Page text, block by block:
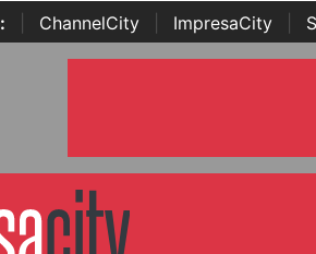
ChannelCity ImpresaCity